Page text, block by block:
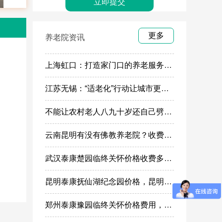
养老院资讯 更多
上海虹口：打造家门口的养老服务“旗舰店”
江苏无锡：“适老化”行动让城市更有温度
不能让农村老人八九十岁还自己劈柴做饭
云南昆明有没有佛教养老院？收费多少
武汉泰康楚园临终关怀价格收费多少，武汉高端安宁疗护，高端殡仪一条龙服务
昆明泰康抚仙湖纪念园价格，昆明高端殡葬墓地服务
郑州泰康豫园临终关怀价格费用，郑州高端安宁疗护在哪里